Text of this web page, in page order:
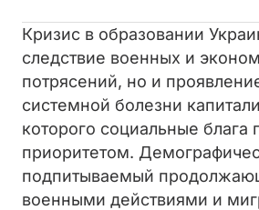
Кризис в образовании
следствие военных и
потрясений, но и
системной болезни
которого социальные блага
приоритетом.
подпитываемый
военными действиями и